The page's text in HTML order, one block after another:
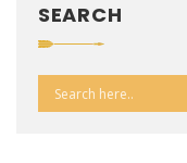
SEARCH